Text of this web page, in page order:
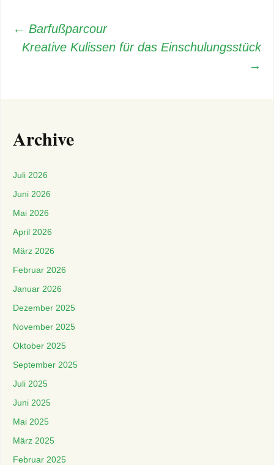
Beitragsnavigation
← Barfußparcour
Kreative Kulissen für das Einschulungsstück
→
Archive
Juli 2026
Juni 2026
Mai 2026
April 2026
März 2026
Februar 2026
Januar 2026
Dezember 2025
November 2025
Oktober 2025
September 2025
Juli 2025
Juni 2025
Mai 2025
März 2025
Februar 2025